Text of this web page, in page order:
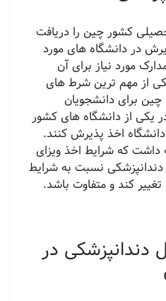
کشور چین را دریافت
در دانشگاه های مورد
مورد نیاز برای آن
از مهم ترین شرط های
برای دانشجویان
یکی از دانشگاه های کشور
اخذ پذیرش کنند.
داشت که شرایط اخذ ویزای
نسبت به شرایط
کند و متفاوت باشد.
در